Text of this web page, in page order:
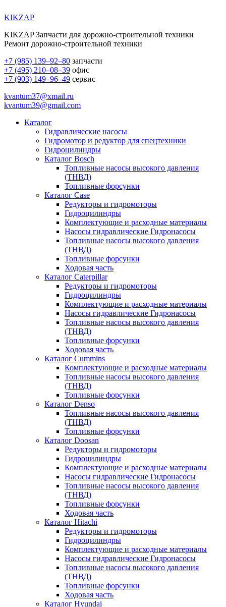
KIKZAP
KIKZAP Запчасти для дорожно-строительной техники
Ремонт дорожно-строительной техники
+7 (985) 139–92–80 запчасти
+7 (495) 210–08–39 офис
+7 (903) 149–96–49 сервис
kvantum37@xmail.ru
kvantum39@gmail.com
Каталог
Гидравлические насосы
Гидромотор и редуктор для спецтехники
Гидроцилиндры
Каталог Bosch
Топливные насосы высокого давления
(ТНВД)
Топливные форсунки
Каталог Case
Редукторы и гидромоторы
Гидроцилиндры
Комплектующие и расходные материалы
Насосы гидравлические Гидронасосы
Топливные насосы высокого давления
(ТНВД)
Топливные форсунки
Ходовая часть
Каталог Caterpillar
Редукторы и гидромоторы
Гидроцилиндры
Комплектующие и расходные материалы
Насосы гидравлические Гидронасосы
Топливные насосы высокого давления
(ТНВД)
Топливные форсунки
Ходовая часть
Каталог Cummins
Комплектующие и расходные материалы
Топливные насосы высокого давления
(ТНВД)
Топливные форсунки
Каталог Denso
Топливные насосы высокого давления
(ТНВД)
Топливные форсунки
Каталог Doosan
Редукторы и гидромоторы
Гидроцилиндры
Комплектующие и расходные материалы
Насосы гидравлические Гидронасосы
Топливные насосы высокого давления
(ТНВД)
Топливные форсунки
Ходовая часть
Каталог Hitachi
Редукторы и гидромоторы
Гидроцилиндры
Комплектующие и расходные материалы
Насосы гидравлические Гидронасосы
Топливные насосы высокого давления
(ТНВД)
Топливные форсунки
Ходовая часть
Каталог Hyundai